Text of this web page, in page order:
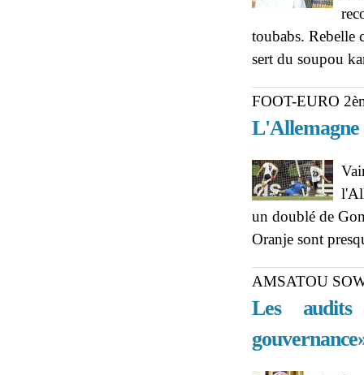
toubabs. Rebelle
sert du soupou
FOOT-EURO
L'Allemagne
un doublé de
Oranje sont
AMSATOU
Les